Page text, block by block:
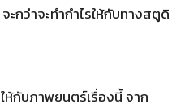
กว่าจะทำกำไรให้กับทางสตูดิ
ห้กับภาพยนตร์เรื่องนี้ จาก